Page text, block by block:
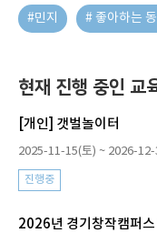
#민지 # 좋아하는 동
현재 진행 중인 교
[개인] 갯벌놀이터
2025-11-15(토) ~ 2026-12-
진행중
2026년 경기창작캠퍼